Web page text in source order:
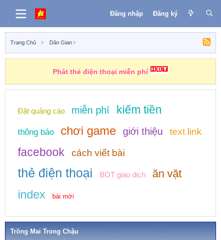
Đăng nhập Đăng ký
Trang Chủ Dân Gian
Phát thẻ điện thoại miễn phí
Đặt quảng cáo miễn phí kiếm tiền
thông báo chơi game giới thiệu text link
facebook cách viết bài
thẻ điện thoại BOT giao dịch ăn vặt
index bài mới
Trồng Mai Trong Chậu